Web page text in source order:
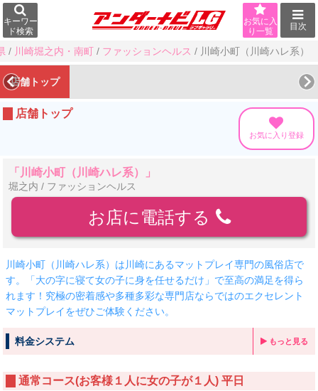
キーワー
ド検索
目次
お気に入
り一覧
/ 川崎堀之内・南町 / ファッションヘルス / 川崎小町（川崎ハレ系）
店舗トップ
お気に入り登録
店舗トップ
「川崎小町（川崎ハレ系）」
堀之内 / ファッションヘルス
お店に電話する
川崎小町（川崎ハレ系）は川崎にあるマットプレイ専門の風俗店で
す。「大の字に寝て女の子に身を任せるだけ」で至高の満足を得ら
れます！究極の密着感や多種多彩な専門店ならではのエクセレント
マットプレイをぜひご体験ください。
料金システム もっと見る
通常コース(お客様１人に女の子が１人) 平日